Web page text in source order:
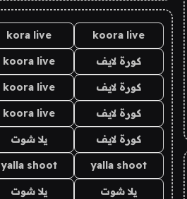
koora live
kora live
كورة لايف koora live
كورة لايف koora live
كورة لايف koora live
كورة لايف يلا شوت
yalla shoot
yalla shoot
يلا شوت يلا شوت